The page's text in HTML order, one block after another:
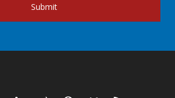
Submit